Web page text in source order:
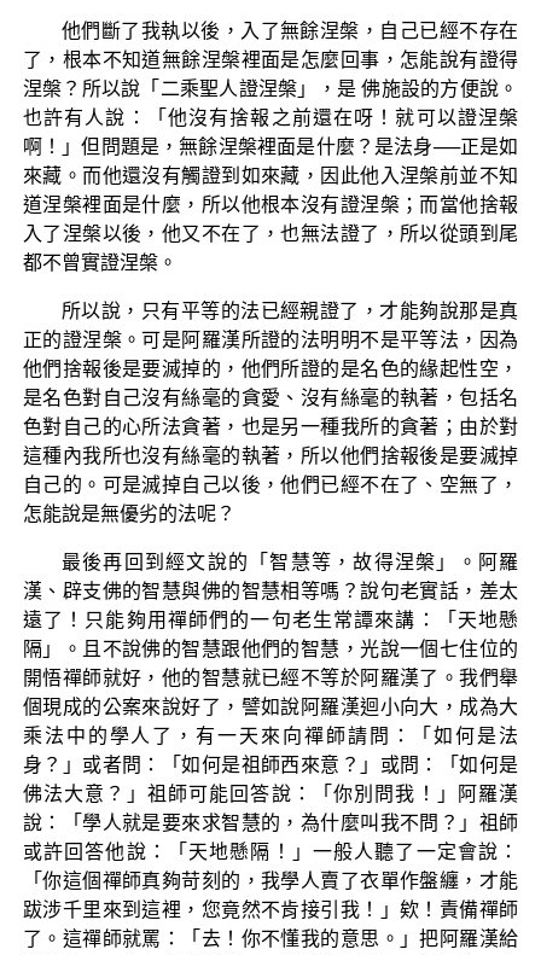
他們斷了我執以後，入了無餘涅槃，自己已經不存在
了，根本不知道無餘涅槃裡面是怎麼回事，怎能說有證得
涅槃？所以說「二乘聖人證涅槃」，是 佛施設的方便說。
也許有人說：「他沒有捨報之前還在呀！就可以證涅槃
啊！」但問題是，無餘涅槃裡面是什麼？是法身──正是如
來藏。而他還沒有觸證到如來藏，因此他入涅槃前並不知
道涅槃裡面是什麼，所以他根本沒有證涅槃；而當他捨報
入了涅槃以後，他又不在了，也無法證了，所以從頭到尾
都不曾實證涅槃。
所以說，只有平等的法已經親證了，才能夠說那是真
正的證涅槃。可是阿羅漢所證的法明明不是平等法，因為
他們捨報後是要滅掉的，他們所證的是名色的緣起性空，
是名色對自己沒有絲毫的貪愛、沒有絲毫的執著，包括名
色對自己的心所法貪著，也是另一種我所的貪著；由於對
這種內我所也沒有絲毫的執著，所以他們捨報後是要滅掉
自己的。可是滅掉自己以後，他們已經不在了、空無了，
怎能說是無優劣的法呢？
最後再回到經文說的「智慧等，故得涅槃」。阿羅
漢、辟支佛的智慧與佛的智慧相等嗎？說句老實話，差太
遠了！只能夠用禪師們的一句老生常譚來講：「天地懸
隔」。且不說佛的智慧跟他們的智慧，光說一個七住位的
開悟禪師就好，他的智慧就已經不等於阿羅漢了。我們舉
個現成的公案來說好了，譬如說阿羅漢迴小向大，成為大
乘法中的學人了，有一天來向禪師請問：「如何是法
身？」或者問：「如何是祖師西來意？」或問：「如何是
佛法大意？」祖師可能回答說：「你別問我！」阿羅漢
說：「學人就是要來求智慧的，為什麼叫我不問？」祖師
或許回答他說：「天地懸隔！」一般人聽了一定會說：
「你這個禪師真夠苛刻的，我學人賣了衣單作盤纏，才能
跋涉千里來到這裡，您竟然不肯接引我！」欸！責備禪師
了。這禪師就罵：「去！你不懂我的意思。」把阿羅漢給